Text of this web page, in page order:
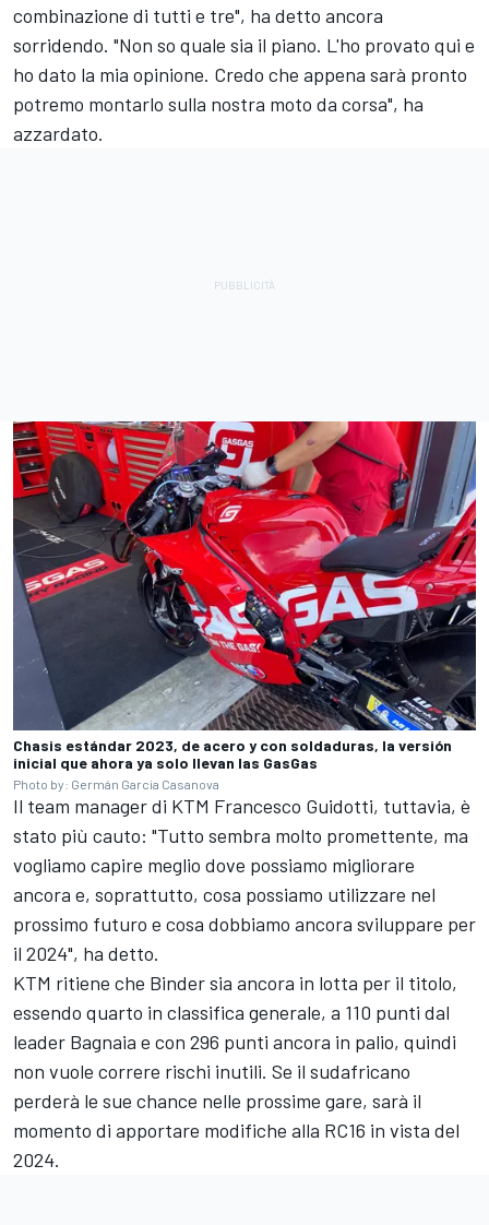
combinazione di tutti e tre", ha detto ancora
sorridendo. "Non so quale sia il piano. L'ho provato qui e
ho dato la mia opinione. Credo che appena sarà pronto
potremo montarlo sulla nostra moto da corsa", ha
azzardato.
Chasis estándar 2023, de acero y con soldaduras, la versión
inicial que ahora ya solo llevan las GasGas
Photo by: Germán Garcia Casanova
Il team manager di KTM Francesco Guidotti, tuttavia, è
stato più cauto: "Tutto sembra molto promettente, ma
vogliamo capire meglio dove possiamo migliorare
ancora e, soprattutto, cosa possiamo utilizzare nel
prossimo futuro e cosa dobbiamo ancora sviluppare per
il 2024", ha detto.
KTM ritiene che Binder sia ancora in lotta per il titolo,
essendo quarto in classifica generale, a 110 punti dal
leader Bagnaia e con 296 punti ancora in palio, quindi
non vuole correre rischi inutili. Se il sudafricano
perderà le sue chance nelle prossime gare, sarà il
momento di apportare modifiche alla RC16 in vista del
2024.